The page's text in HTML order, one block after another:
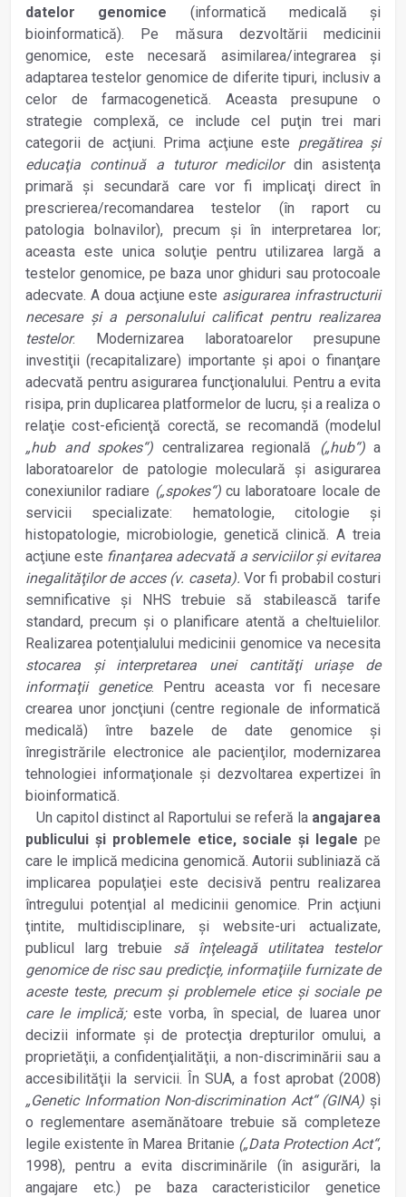
datelor genomice (informatică medicală şi
bioinformatică). Pe măsura dezvoltării medicinii
genomice, este necesară asimilarea/integrarea şi
adaptarea testelor genomice de diferite tipuri, inclusiv a
celor de farmacogenetică. Aceasta presupune o
strategie complexă, ce include cel puţin trei mari
categorii de acţiuni. Prima acţiune este pregătirea şi
educaţia continuă a tuturor medicilordin asistenţa
primară şi secundară care vor fi implicaţi direct în
prescrierea/recomandarea testelor (în raport cu
patologia bolnavilor), precum şi în interpretarea lor;
aceasta este unica soluţie pentru utilizarea largă a
testelor genomice, pe baza unor ghiduri sau protocoale
adecvate. A doua acţiune este asigurarea infrastructurii
necesare şi a personalului calificat pentru realizarea
testelor. Modernizarea laboratoarelor presupune
investiţii (recapitalizare) importante şi apoi o finanţare
adecvată pentru asigurarea funcţionalului. Pentru a evita
risipa, prin duplicarea platformelor de lucru, şi a realiza o
relaţie cost-eficienţă corectă, se recomandă (modelul
„hub and spokes“) centralizarea regională („hub“)a
laboratoarelor de patologie moleculară şi asigurarea
conexiunilor radiare („spokes“)cu laboratoare locale de
servicii specializate: hematologie, citologie şi
histopatologie, microbiologie, genetică clinică. A treia
acţiune este finanţarea adecvată a serviciilor şi evitarea
inegalităţilor de acces (v. caseta). Vor fi probabil costuri
semnificative şi NHS trebuie să stabilească tarife
standard, precum şi o planificare atentă a cheltuielilor.
Realizarea potenţialului medicinii genomice va necesita
stocarea şi interpretarea unei cantităţi uriaşe de
informaţii genetice. Pentru aceasta vor fi necesare
crearea unor joncţiuni (centre regionale de informatică
medicală) între bazele de date genomice şi
înregistrările electronice ale pacienţilor, modernizarea
tehnologiei informaţionale şi dezvoltarea expertizei în
bioinformatică.
Un capitol distinct al Raportului se referă la angajarea
publicului şi problemele etice, sociale şi legale pe
care le implică medicina genomică. Autorii subliniază că
implicarea populaţiei este decisivă pentru realizarea
întregului potenţial al medicinii genomice. Prin acţiuni
ţintite, multidisciplinare, şi website-uri actualizate,
publicul larg trebuie să înţeleagă utilitatea testelor
genomice de risc sau predicţie, informaţiile furnizate de
aceste teste, precum şi problemele etice şi sociale pe
care le implică;este vorba, în special, de luarea unor
decizii informate şi de protecţia drepturilor omului, a
proprietăţii, a confidenţialităţii, a non-discriminării sau a
accesibilităţii la servicii. În SUA, a fost aprobat (2008)
„Genetic Information Non-discrimination Act“ (GINA) şi
o reglementare asemănătoare trebuie să completeze
legile existente în Marea Britanie („Data Protection Act“,
1998), pentru a evita discriminările (în asigurări, la
angajare etc.) pe baza caracteristicilor genetice